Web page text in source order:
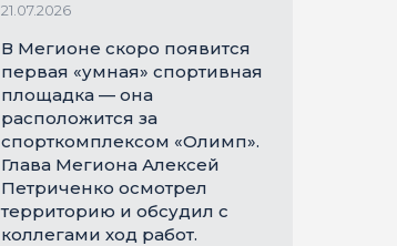
21.07.2026
В Мегионе скоро появится
первая «умная» спортивная
площадка — она
расположится за
спорткомплексом «Олимп».
Глава Мегиона Алексей
Петриченко осмотрел
территорию и обсудил с
коллегами ход работ.